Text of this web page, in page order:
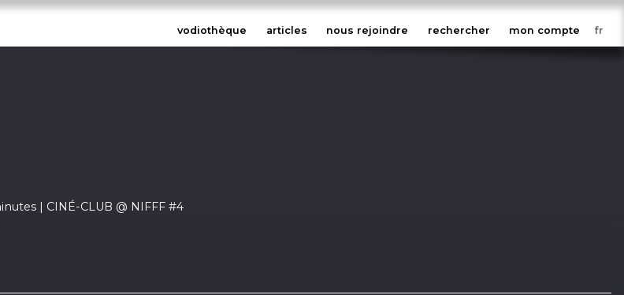
vodiothèque articles nous rejoindre rechercher mon compte
| CINÉ-CLUB @ NIFFF #4